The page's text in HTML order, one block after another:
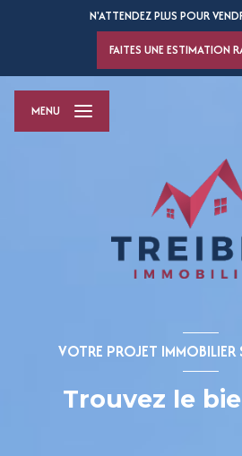
N'ATTENDEZ PLUS POUR
FAITES UNE ESTIMATION
MENU
VOTRE PROJET IMMOBILIER
Trouvez le